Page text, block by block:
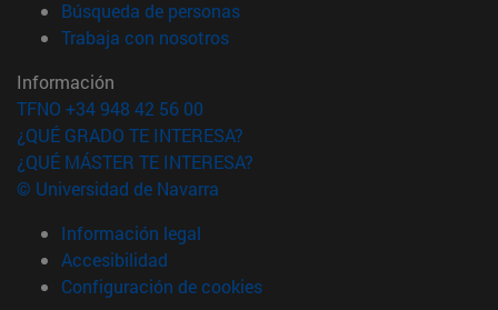
Búsqueda de personas(abre en nueva ventana)
Trabaja con nosotros(abre en nueva ventana)
Información
TFNO +34 948 42 56 00
¿QUÉ GRADO TE INTERESA?
¿QUÉ MÁSTER TE INTERESA?
© Universidad de Navarra
Información legal
Accesibilidad
Configuración de cookies